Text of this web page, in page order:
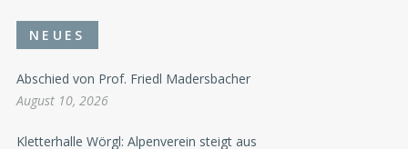
NEUES
Abschied von Prof. Friedl Madersbacher
August 10, 2026
Kletterhalle Wörgl: Alpenverein steigt aus